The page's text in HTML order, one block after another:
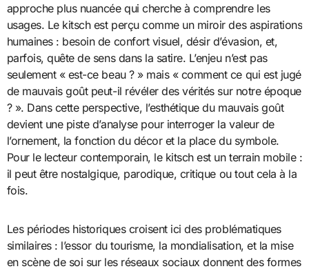
approche plus nuancée qui cherche à comprendre les
usages. Le kitsch est perçu comme un miroir des aspirations
humaines : besoin de confort visuel, désir d’évasion, et,
parfois, quête de sens dans la satire. L’enjeu n’est pas
seulement « est-ce beau ? » mais « comment ce qui est jugé
de mauvais goût peut-il révéler des vérités sur notre époque
? ». Dans cette perspective, l’esthétique du mauvais goût
devient une piste d’analyse pour interroger la valeur de
l’ornement, la fonction du décor et la place du symbole.
Pour le lecteur contemporain, le kitsch est un terrain mobile :
il peut être nostalgique, parodique, critique ou tout cela à la
fois.
Les périodes historiques croisent ici des problématiques
similaires : l’essor du tourisme, la mondialisation, et la mise
en scène de soi sur les réseaux sociaux donnent des formes